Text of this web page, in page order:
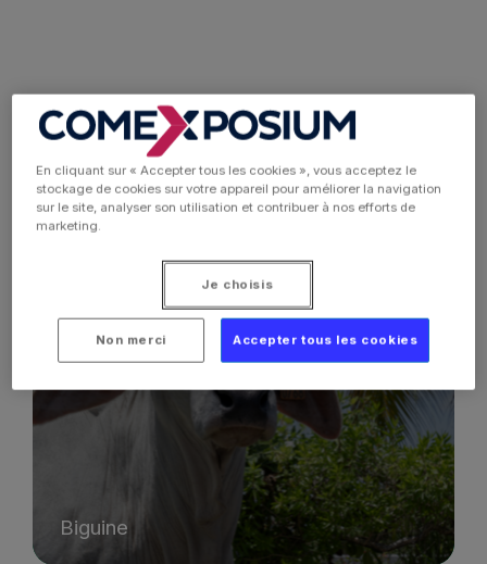
Biguine
En cliquant sur « Accepter tous les cookies », vous acceptez le
stockage de cookies sur votre appareil pour améliorer la navigation
sur le site, analyser son utilisation et contribuer à nos efforts de
marketing.
Je choisis
Non merci Accepter tous les cookies